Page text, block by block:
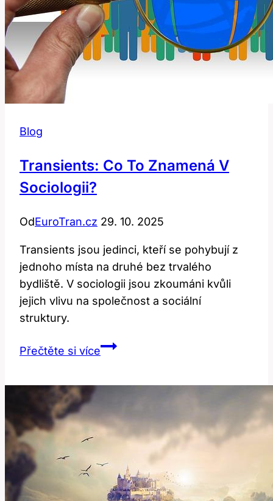
Blog
Transients: Co To Znamená V
Sociologii?
OdEuroTran.cz 29. 10. 2025
Transients jsou jedinci, kteří se pohybují z
jednoho místa na druhé bez trvalého
bydliště. V sociologii jsou zkoumáni kvůli
jejich vlivu na společnost a sociální
struktury.
Přečtěte si víceTransients:
v
sociologii?